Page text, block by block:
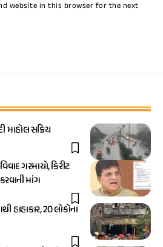
website in this browser for the next
માહોલ સક્રિય
ગરમાયો, કિરીટ
માંગ
20 લોકોના